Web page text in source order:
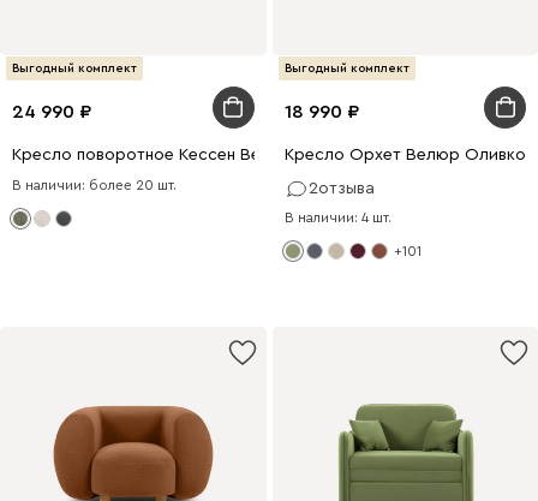
Выгодный комплект
24 990
Кресло поворотное Кессен Велюр Оливковый
В наличии: более 20 шт.
Выгодный комплект
18 990
Кресло Орхет Велюр
2отзыва
В наличии: 4 шт.
+101